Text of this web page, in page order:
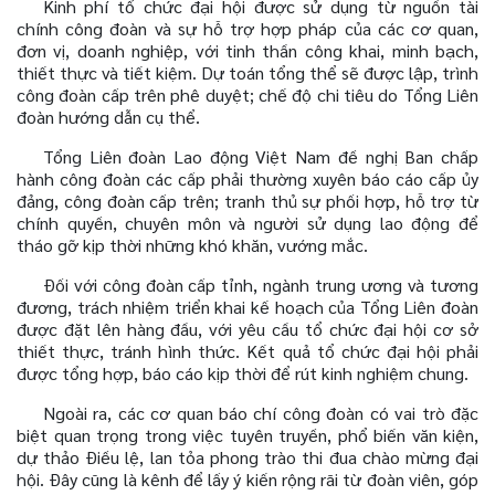
Kinh phí tổ chức đại hội được sử dụng từ nguồn tài
chính công đoàn và sự hỗ trợ hợp pháp của các cơ quan,
đơn vị, doanh nghiệp, với tinh thần công khai, minh bạch,
thiết thực và tiết kiệm. Dự toán tổng thể sẽ được lập, trình
công đoàn cấp trên phê duyệt; chế độ chi tiêu do Tổng Liên
đoàn hướng dẫn cụ thể.
Tổng Liên đoàn Lao động Việt Nam đề nghị Ban chấp
hành công đoàn các cấp phải thường xuyên báo cáo cấp ủy
đảng, công đoàn cấp trên; tranh thủ sự phối hợp, hỗ trợ từ
chính quyền, chuyên môn và người sử dụng lao động để
tháo gỡ kịp thời những khó khăn, vướng mắc.
Đối với công đoàn cấp tỉnh, ngành trung ương và tương
đương, trách nhiệm triển khai kế hoạch của Tổng Liên đoàn
được đặt lên hàng đầu, với yêu cầu tổ chức đại hội cơ sở
thiết thực, tránh hình thức. Kết quả tổ chức đại hội phải
được tổng hợp, báo cáo kịp thời để rút kinh nghiệm chung.
Ngoài ra, các cơ quan báo chí công đoàn có vai trò đặc
biệt quan trọng trong việc tuyên truyền, phổ biến văn kiện,
dự thảo Điều lệ, lan tỏa phong trào thi đua chào mừng đại
hội. Đây cũng là kênh để lấy ý kiến rộng rãi từ đoàn viên, góp